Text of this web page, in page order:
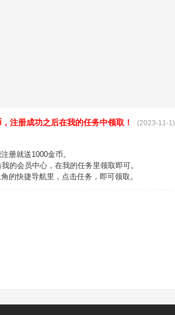
注册成功之后在我的任务中领取！ (2023-11-1)
册就送1000金币。
的会员中心，在我的任务里领取即可。
的快捷导航里，点击任务，即可领取。